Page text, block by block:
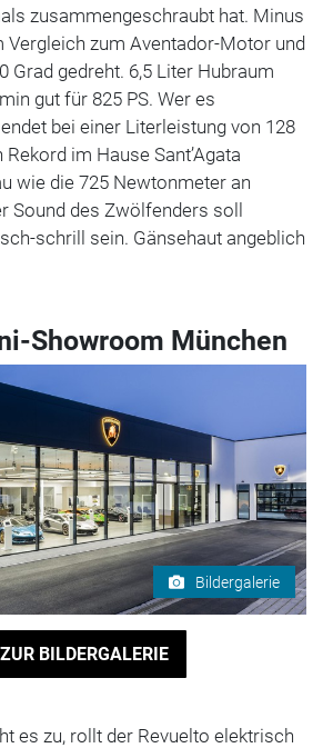
zusammengeschraubt hat. Minus
Vergleich zum Aventador-Motor und
Grad gedreht. 6,5 Liter Hubraum
gut für 825 PS. Wer es
bei einer Literleistung von 128
Rekord im Hause Sant’Agata
wie die 725 Newtonmeter an
Sound des Zwölfenders soll
schrill sein. Gänsehaut angeblich
Showroom München
Bildergalerie
ZUR BILDERGALERIE
es zu, rollt der Revuelto elektrisch